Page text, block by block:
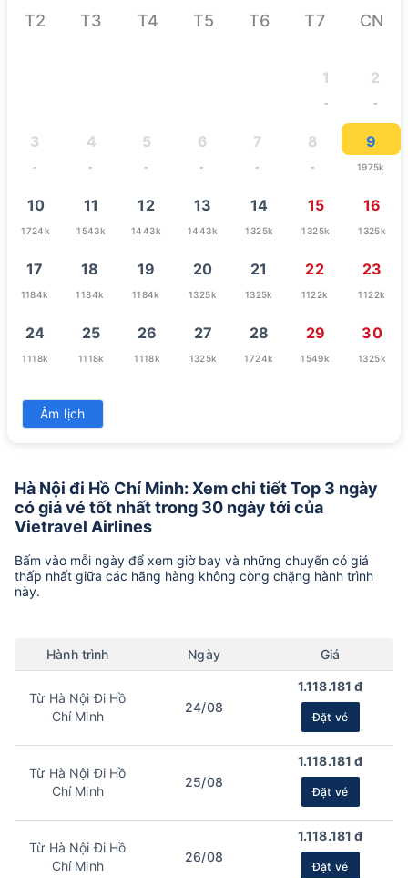
T2 T3 T4 T5 T6 T7 CN
1
-
2
-
3
-
4
-
5
-
6
-
7
-
8
-
9
1975k
10
1724k
11
1543k
12
1443k
13
1443k
14
1325k
15
1325k
16
1325k
17
1184k
18
1184k
19
1184k
20
1325k
21
1325k
22
1122k
23
1122k
24
1118k
25
1118k
26
1118k
27
1325k
28
1724k
29
1549k
30
1325k
31
1443k
Âm lịch
Hà Nội đi Hồ Chí Minh: Xem chi tiết Top 3 ngày
có giá vé tốt nhất trong 30 ngày tới của
Vietravel Airlines
Bấm vào mỗi ngày để xem giờ bay và những chuyến có giá
thấp nhất giữa các hãng hàng không còng chặng hành trình
này.
Hành trình Ngày Giá
Từ Hà Nội Đi Hồ
Chí Minh
24/08
1.118.181 đ
Đặt vé
Từ Hà Nội Đi Hồ
Chí Minh
25/08
1.118.181 đ
Đặt vé
Từ Hà Nội Đi Hồ
Chí Minh
26/08
1.118.181 đ
Đặt vé